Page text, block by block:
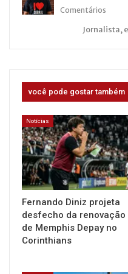
Comentários
Jornalista,
você pode gostar também
Notícias
Fernando Diniz projeta
desfecho da renovação
de Memphis Depay no
Corinthians